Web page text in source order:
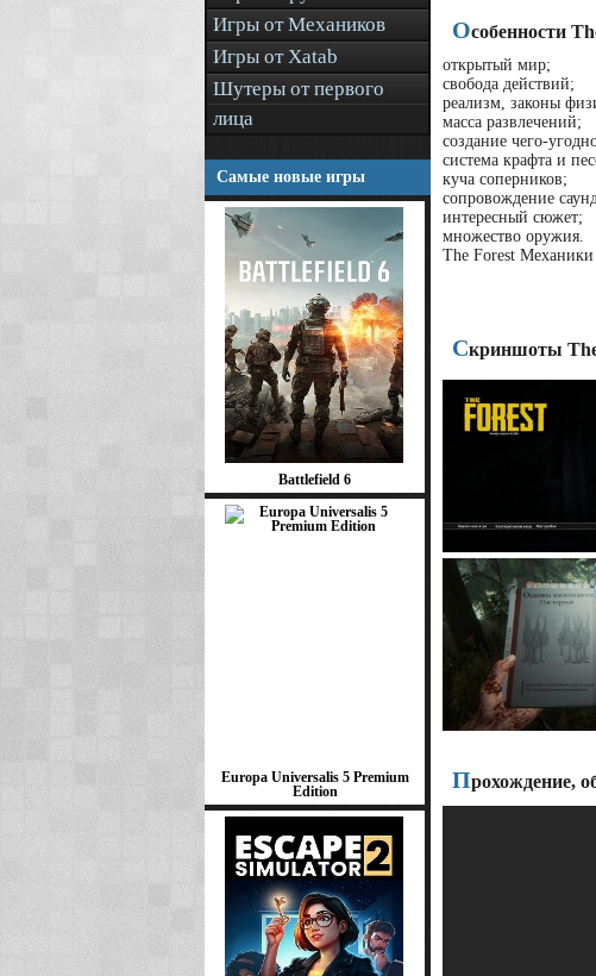
Игры от Механиков
Игры от Xatab
Шутеры от первого
лица
Самые новые игры
Battlefield 6
Europa Universalis 5 Premium
Edition
Особенности
открытый мир;
свобода действий;
реализм, законы
масса развлечений;
создание чего-
система крафта и
куча соперников;
сопровождение
интересный сюжет;
множество оружия.
The Forest Механики
Скриншоты
Прохождение,